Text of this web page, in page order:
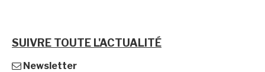
SUIVRE TOUTE L'ACTUALITÉ
Newsletter